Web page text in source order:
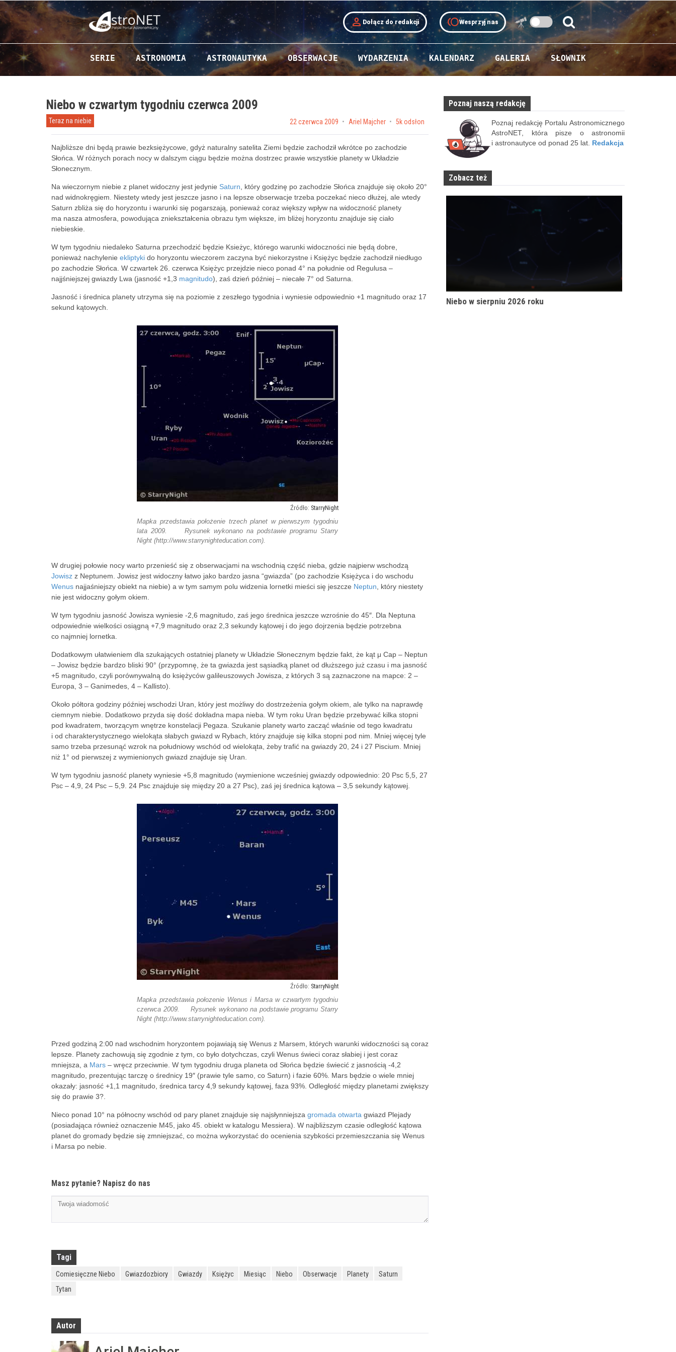
person Dołącz do redakcji tollWesprzyj nas
Szukaj:
Szukaj
Przejdź do zawartości
SERIE ASTRONOMIA ASTRONAUTYKA OBSERWACJE WYDARZENIA KALENDARZ GALERIA SŁOWNIK
Niebo w czwartym tygodniu czerwca 2009
Teraz na niebie Posted on
22 czerwca 2009 by Ariel Majcher 5k odsłon
Najbliższe dni będą prawie bezksiężycowe, gdyż naturalny satelita Ziemi będzie zachodził wkrótce po zachodzie
Słońca. W różnych porach nocy w dalszym ciągu będzie można dostrzec prawie wszystkie planety w Układzie
Słonecznym.
Na wieczornym niebie z planet widoczny jest jedynie Saturn , który godzinę po zachodzie Słońca znajduje się około 20°
nad widnokręgiem. Niestety wtedy jest jeszcze jasno i na lepsze obserwacje trzeba poczekać nieco dłużej, ale wtedy
Saturn zbliża się do horyzontu i warunki się pogarszają, ponieważ coraz większy wpływ na widoczność planety
ma nasza atmosfera, powodująca zniekształcenia obrazu tym większe, im bliżej horyzontu znajduje się ciało
niebieskie.
W tym tygodniu niedaleko Saturna przechodzić będzie Ksieżyc, którego warunki widoczności nie będą dobre,
ponieważ nachylenie ekliptyki do horyzontu wieczorem zaczyna być niekorzystne i Księżyc będzie zachodził niedługo
po zachodzie Słońca. W czwartek 26. czerwca Księżyc przejdzie nieco ponad 4° na południe od Regulusa –
najjśniejszej gwiazdy Lwa (jasność +1,3 magnitudo), zaś dzień później – niecałe 7° od Saturna.
Jasność i średnica planety utrzyma się na poziomie z zeszłego tygodnia i wyniesie odpowiednio +1 magnitudo oraz 17
sekund kątowych.
StarryNight
Mapka przedstawia położenie trzech planet w pierwszym tygodniu
lata 2009. Rysunek wykonano na podstawie programu Starry
Night (http://www.starrynighteducation.com).
W drugiej połowie nocy warto przenieść się z obserwacjami na wschodnią część nieba, gdzie najpierw wschodzą
Jowisz z Neptunem. Jowisz jest widoczny łatwo jako bardzo jasna “gwiazda” (po zachodzie Księżyca i do wschodu
Wenus najjaśniejszy obiekt na niebie) a w tym samym polu widzenia lornetki mieści się jeszcze Neptun , który niestety
nie jest widoczny gołym okiem.
W tym tygodniu jasność Jowisza wyniesie -2,6 magnitudo, zaś jego średnica jeszcze wzrośnie do 45″. Dla Neptuna
odpowiednie wielkości osiągną +7,9 magnitudo oraz 2,3 sekundy kątowej i do jego dojrzenia będzie potrzebna
co najmniej lornetka.
Dodatkowym ułatwieniem dla szukających ostatniej planety w Układzie Słonecznym będzie fakt, że kąt μ Cap – Neptun
– Jowisz będzie bardzo bliski 90° (przypomnę, że ta gwiazda jest sąsiadką planet od dłuższego już czasu i ma jasność
+5 magnitudo, czyli porównywalną do księżyców galileuszowych Jowisza, z których 3 są zaznaczone na mapce: 2 –
Europa, 3 – Ganimedes, 4 – Kallisto).
Około półtora godziny później wschodzi Uran, który jest możliwy do dostrzeżenia gołym okiem, ale tylko na naprawdę
ciemnym niebie. Dodatkowo przyda się dość dokładna mapa nieba. W tym roku Uran będzie przebywać kilka stopni
pod kwadratem, tworzącym wnętrze konstelacji Pegaza. Szukanie planety warto zacząć właśnie od tego kwadratu
i od charakterystycznego wielokąta słabych gwiazd w Rybach, który znajduje się kilka stopni pod nim. Mniej więcej tyle
samo trzeba przesunąć wzrok na południowy wschód od wielokąta, żeby trafić na gwiazdy 20, 24 i 27 Piscium. Mniej
niż 1° od pierwszej z wymienionych gwiazd znajduje się Uran.
W tym tygodniu jasność planety wyniesie +5,8 magnitudo (wymienione wcześniej gwiazdy odpowiednio: 20 Psc 5,5, 27
Psc – 4,9, 24 Psc – 5,9. 24 Psc znajduje się między 20 a 27 Psc), zaś jej średnica kątowa – 3,5 sekundy kątowej.
StarryNight
Mapka przedstawia połozenie Wenus i Marsa w czwartym tygodniu
czerwca 2009. Rysunek wykonano na podstawie programu Starry
Night (http://www.starrynighteducation.com).
Przed godziną 2:00 nad wschodnim horyzontem pojawiają się Wenus z Marsem, których warunki widoczności są coraz
lepsze. Planety zachowują się zgodnie z tym, co było dotychczas, czyli Wenus świeci coraz słabiej i jest coraz
mniejsza, a Mars – wręcz przeciwnie. W tym tygodniu druga planeta od Słońca będzie świecić z jasnością -4,2
magnitudo, prezentując tarczę o średnicy 19″ (prawie tyle samo, co Saturn) i fazie 60%. Mars będzie o wiele mniej
okazały: jasność +1,1 magnitudo, średnica tarcy 4,9 sekundy kątowej, faza 93%. Odległość między planetami zwiększy
się do prawie 3?.
Nieco ponad 10° na północny wschód od pary planet znajduje się najsłynniejsza gromada otwarta gwiazd Plejady
(posiadająca również oznaczenie M45, jako 45. obiekt w katalogu Messiera). W najbliższym czasie odległość kątowa
planet do gromady będzie się zmniejszać, co można wykorzystać do ocenienia szybkości przemieszczania się Wenus
i Marsa po nebie.
Masz pytanie? Napisz do nas
Tagi
Comiesięczne Niebo Gwiazdozbiory Gwiazdy Księżyc Miesiąc Niebo Obserwacje Planety
Saturn
Tytan
Autor
Poznaj naszą redakcję
Poznaj redakcję Portalu Astronomicznego
AstroNET, która pisze o astronomii
i astronautyce od ponad 25 lat. Redakcja
Zobacz też
Niebo w sierpniu 2026 roku